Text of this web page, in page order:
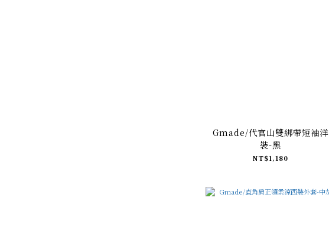
Gmade/代官山雙綁帶短袖洋
裝-黑
NT$1,180